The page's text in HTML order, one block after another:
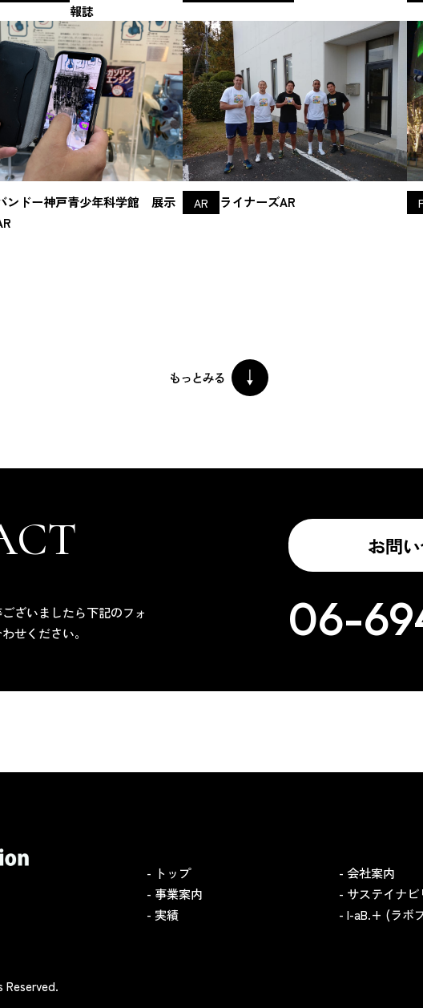
報誌
ンドー神戸青少年科学館 展示
AR ライナーズAR
ざいましたら下記のフォ
せください。
お問
06-
- トップ
- 事業案内
- 実績
- 会社案内
- サステイナビ
- l-aB.+ (ラボ
Reserved.